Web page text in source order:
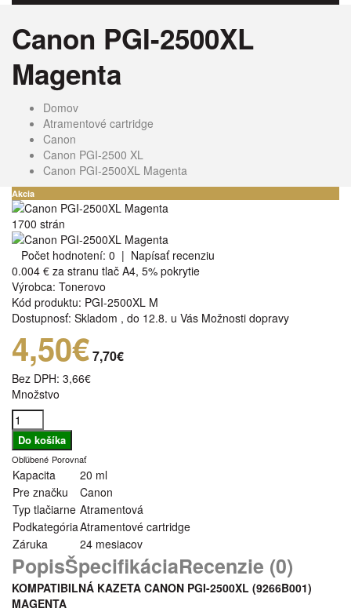
Canon PGI-2500XL
Magenta
Domov
Atramentové cartridge
Canon
Canon PGI-2500 XL
Canon PGI-2500XL Magenta
Akcia
1700 strán
Počet hodnotení: 0 | Napísať recenziu
0.004 € za stranu tlač A4, 5% pokrytie
Výrobca: Tonerovo
Kód produktu: PGI-2500XL M
Dostupnosť: Skladom , do 12.8. u Vás Možnosti dopravy
4,50€7,70€
Bez DPH: 3,66€
Množstvo
Obľúbené Porovnať
Kapacita
20 ml
Pre značku
Canon
Typ tlačiarne Atramentová
PodkategóriaAtramentové cartridge
Záruka
24 mesiacov
PopisŠpecifikáciaRecenzie (0)
KOMPATIBILNÁ KAZETA CANON PGI-2500XL (9266B001)
MAGENTA